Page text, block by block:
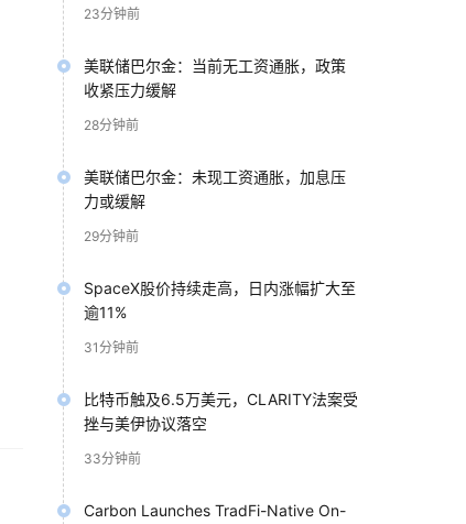
23分钟前
美联储巴尔金：当前无工资通胀，政策
收紧压力缓解
28分钟前
美联储巴尔金：未现工资通胀，加息压
力或缓解
29分钟前
SpaceX股价持续走高，日内涨幅扩大至
逾11%
31分钟前
比特币触及6.5万美元，CLARITY法案受
挫与美伊协议落空
33分钟前
Carbon Launches TradFi-Native On-